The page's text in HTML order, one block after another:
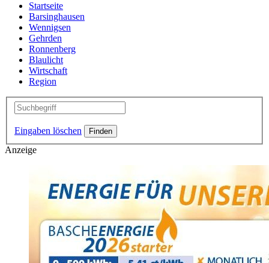
Startseite
Barsinghausen
Wennigsen
Gehrden
Ronnenberg
Blaulicht
Wirtschaft
Region
Eingaben löschen
Anzeige